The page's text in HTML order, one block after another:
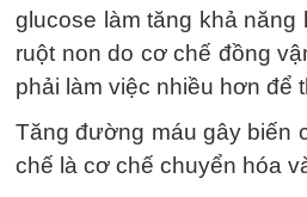
glucose làm tăng khả năng
ruột non do cơ chế đồng
phải làm việc nhiều hơn để
Tăng đường máu gây biến
chế là cơ chế chuyển hóa